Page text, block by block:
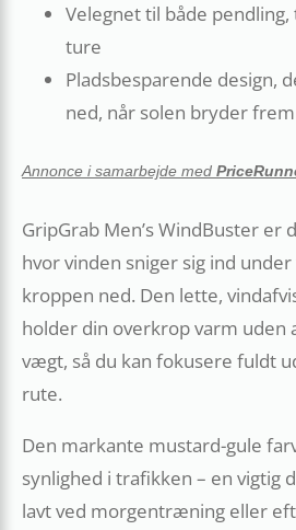
Velegnet til både
ture
Pladsbesparende design,
ned, når solen bryder frem
Annonce i samarbejde med
GripGrab Men’s WindBuster er
hvor vinden sniger sig ind
kroppen ned. Den lette,
holder din overkrop varm uden
vægt, så du kan fokusere fuldt
rute.
Den markante mustard-gule
synlighed i trafikken – en vigtig
lavt ved morgentræning eller